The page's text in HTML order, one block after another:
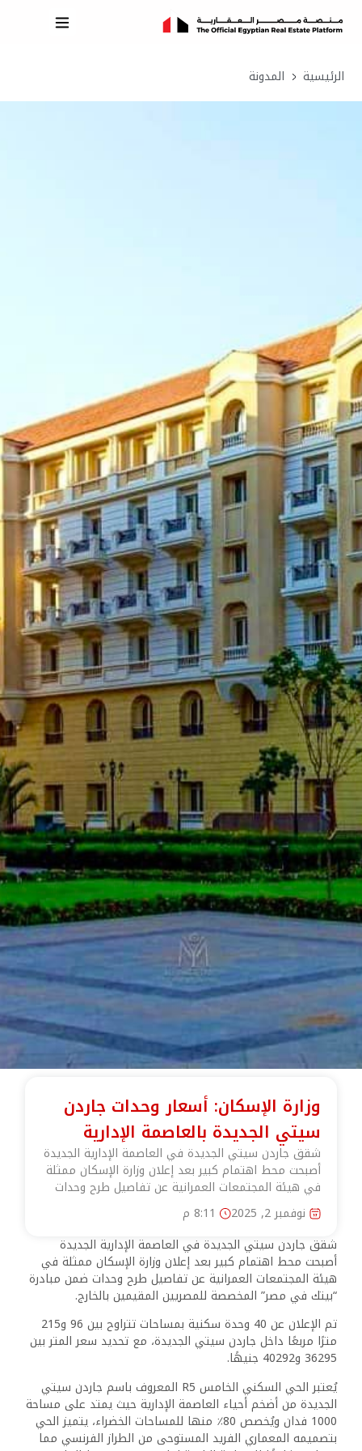
الرئيسية المدونة
وزارة الإسكان: أسعار وحدات جاردن
سيتي الجديدة بالعاصمة الإدارية
شقق جاردن سيتي الجديدة في العاصمة الإدارية الجديدة
أصبحت محط اهتمام كبير بعد إعلان وزارة الإسكان ممثلة
في هيئة المجتمعات العمرانية عن تفاصيل طرح وحدات
نوفمبر 2, 2025
8:11 م
شقق جاردن سيتي الجديدة في العاصمة الإدارية الجديدة
أصبحت محط اهتمام كبير بعد إعلان وزارة الإسكان ممثلة في
هيئة المجتمعات العمرانية عن تفاصيل طرح وحدات ضمن مبادرة
“بيتك في مصر” المخصصة للمصريين المقيمين بالخارج.
تم الإعلان عن 40 وحدة سكنية بمساحات تتراوح بين 96 و215
مترًا مربعًا داخل جاردن سيتي الجديدة، مع تحديد سعر المتر بين
36295 و40292 جنيهًا.
يُعتبر الحي السكني الخامس R5 المعروف باسم جاردن سيتي
الجديدة من أضخم أحياء العاصمة الإدارية حيث يمتد على مساحة
1000 فدان ويُخصص 80٪ منها للمساحات الخضراء، يتميز الحي
بتصميمه المعماري الفريد المستوحى من الطراز الفرنسي مما